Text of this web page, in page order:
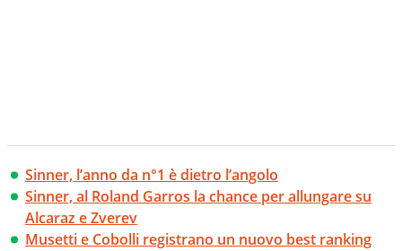
Sinner, l’anno da n°1 è dietro l’angolo
Sinner, al Roland Garros la chance per allungare su
Alcaraz e Zverev
Musetti e Cobolli registrano un nuovo best ranking